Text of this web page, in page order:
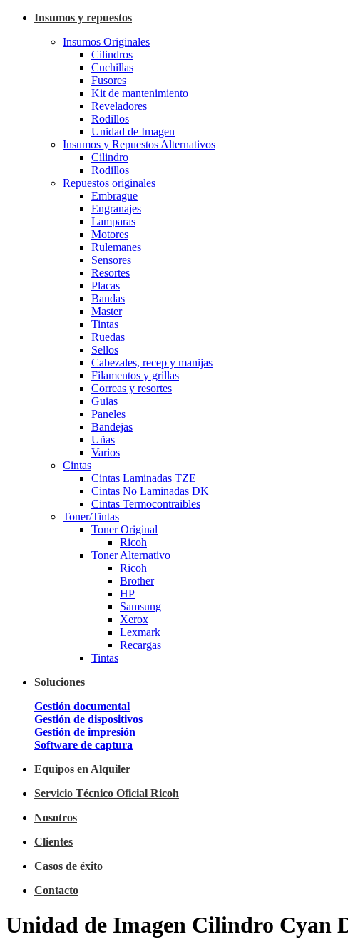
Insumos y repuestos
Insumos Originales
Cilindros
Cuchillas
Fusores
Kit de mantenimiento
Reveladores
Rodillos
Unidad de Imagen
Insumos y Repuestos Alternativos
Cilindro
Rodillos
Repuestos originales
Embrague
Engranajes
Lamparas
Motores
Rulemanes
Sensores
Resortes
Placas
Bandas
Master
Tintas
Ruedas
Sellos
Cabezales, recep y manijas
Filamentos y grillas
Correas y resortes
Guias
Paneles
Bandejas
Uñas
Varios
Cintas
Cintas Laminadas TZE
Cintas No Laminadas DK
Cintas Termocontraibles
Toner/Tintas
Toner Original
Ricoh
Toner Alternativo
Ricoh
Brother
HP
Samsung
Xerox
Lexmark
Recargas
Tintas
Soluciones
Gestión documental
Gestión de dispositivos
Gestión de impresión
Software de captura
Equipos en Alquiler
Servicio Técnico Oficial Ricoh
Nosotros
Clientes
Casos de éxito
Contacto
Unidad de Imagen Cilindro Cyan